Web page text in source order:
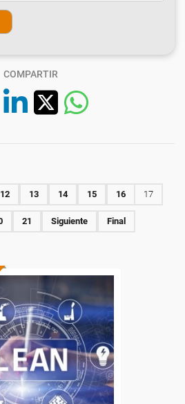
COMPARTIR
12 13 14 15 16 17
21 Siguiente Final
100%
desempleados,
y autónomos.
Sector